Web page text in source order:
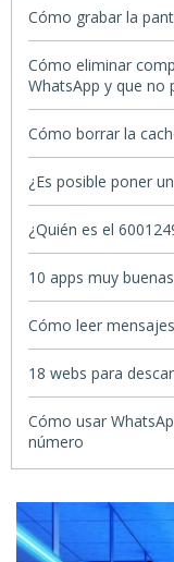
Cómo grabar la
Cómo eliminar
WhatsApp y que no
Cómo borrar la
¿Es posible poner
¿Quién es el
10 apps muy
Cómo leer
18 webs para
Cómo usar
número